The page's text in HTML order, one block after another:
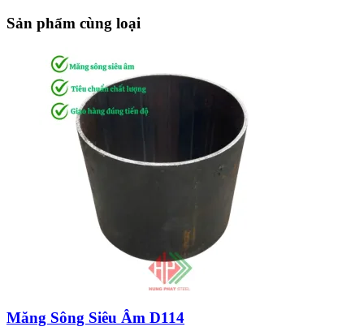
Sản phẩm cùng loại
Măng Sông Siêu Âm D114